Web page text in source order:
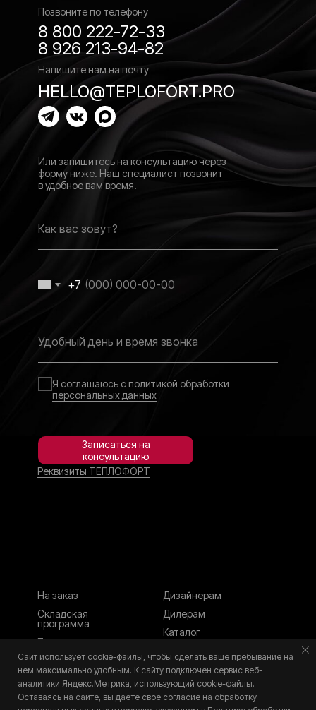
Сайт использует cookie-файлы, чтобы сделать ваше пребывание на
нем максимально удобным. К cайту подключен сервис веб-
аналитики Яндекс.Метрика, использующий cookie-файлы.
Оставаясь на сайте, вы даете свое согласие на обработку
Позвоните по телефону
8 926 213-94-82
8 800 222-72-33
Напишите нам на почту
HELLO@TEPLOFORT.PRO
Реквизиты ТЕПЛОФОРТ
Или запишитесь на консультацию через
форму ниже. Наш специалист позвонит
в удобное вам время.
Как вас зовут?
+7
Удобный день и время звонка
Я соглашаюсь с политикой обработки
персональных данных
Записаться на
консультацию
На заказ
Складская
программа
Дизайнерам
Дилерам
Каталог
Политика
конфиденциальности